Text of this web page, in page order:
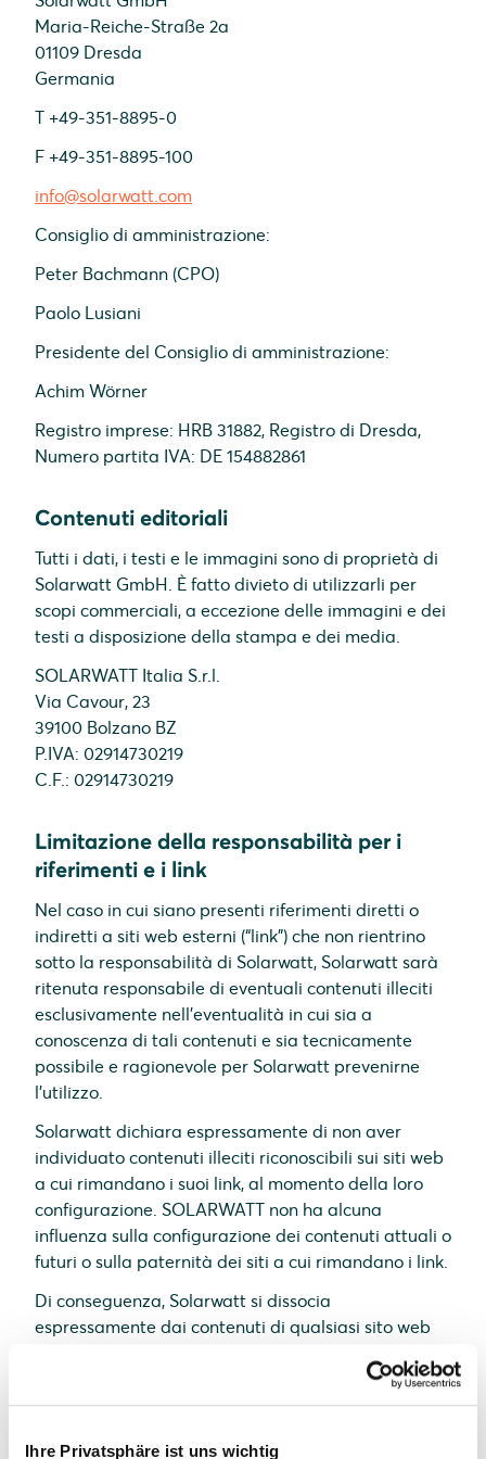
Ihre Privatsphäre ist uns wichtig
Maria-Reiche-Straße 2a
01109 Dresda
Germania
T +49-351-8895-0
F +49-351-8895-100
info@solarwatt.com
Consiglio di amministrazione:
Peter Bachmann (CPO)
Paolo Lusiani
Presidente del Consiglio di amministrazione:
Achim Wörner
Registro imprese: HRB 31882, Registro di Dresda,
Numero partita IVA: DE 154882861
Contenuti editoriali
Tutti i dati, i testi e le immagini sono di proprietà di
Solarwatt GmbH. È fatto divieto di utilizzarli per
scopi commerciali, a eccezione delle immagini e dei
testi a disposizione della stampa e dei media.
SOLARWATT Italia S.r.l.
Via Cavour, 23
39100 Bolzano BZ
P.IVA: 02914730219
C.F.: 02914730219
Limitazione della responsabilità per i
riferimenti e i link
Nel caso in cui siano presenti riferimenti diretti o
indiretti a siti web esterni (“link”) che non rientrino
sotto la responsabilità di Solarwatt, Solarwatt sarà
ritenuta responsabile di eventuali contenuti illeciti
esclusivamente nell’eventualità in cui sia a
conoscenza di tali contenuti e sia tecnicamente
possibile e ragionevole per Solarwatt prevenirne
l’utilizzo.
Solarwatt dichiara espressamente di non aver
individuato contenuti illeciti riconoscibili sui siti web
a cui rimandano i suoi link, al momento della loro
configurazione. SOLARWATT non ha alcuna
influenza sulla configurazione dei contenuti attuali o
futuri o sulla paternità dei siti a cui rimandano i link.
Di conseguenza, Solarwatt si dissocia
espressamente dai contenuti di qualsiasi sito web
Tale dichiarazione si applica a tutti i link e
riferimenti presenti in qualsiasi pagina web di